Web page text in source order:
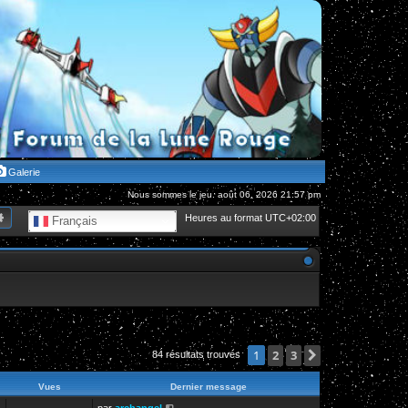
Galerie
Nous sommes le jeu. août 06, 2026 21:57 pm
Heures au format UTC+02:00
Français
Recherche avancée
84 résultats trouvés 1 2 3 Suivante
Vues Dernier message